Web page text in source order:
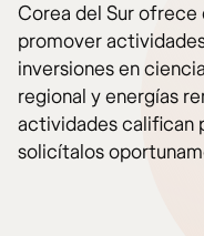
Corea del Sur
promover
inversiones en
regional y energías
actividades califican
solicítalos